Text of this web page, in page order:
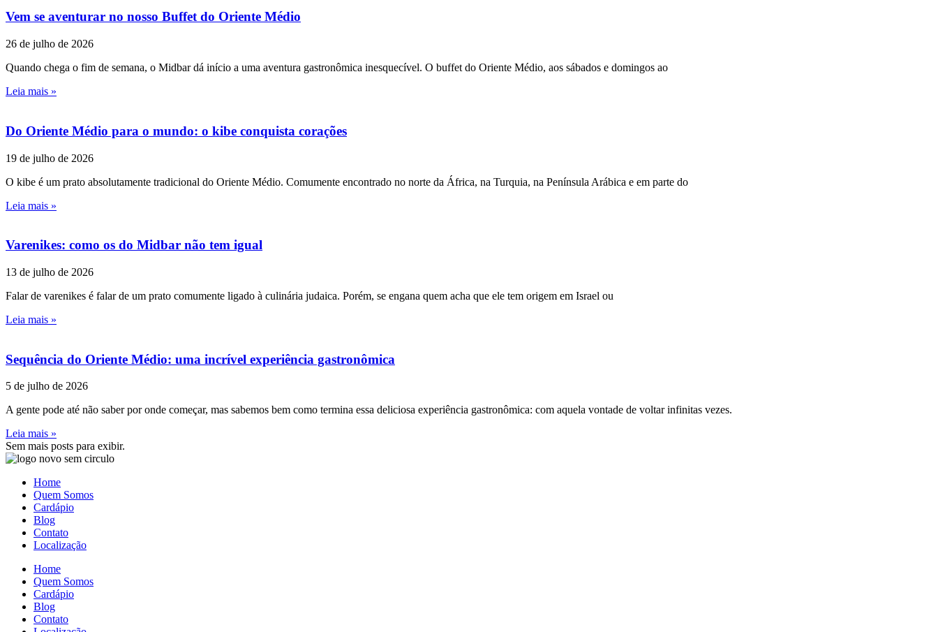
Vem se aventurar no nosso Buffet do Oriente Médio
26 de julho de 2026
Quando chega o fim de semana, o Midbar dá início a uma aventura gastronômica inesquecível. O buffet do Oriente Médio, aos sábados e domingos ao
Leia mais »
Do Oriente Médio para o mundo: o kibe conquista corações
19 de julho de 2026
O kibe é um prato absolutamente tradicional do Oriente Médio. Comumente encontrado no norte da África, na Turquia, na Península Arábica e em parte do
Leia mais »
Varenikes: como os do Midbar não tem igual
13 de julho de 2026
Falar de varenikes é falar de um prato comumente ligado à culinária judaica. Porém, se engana quem acha que ele tem origem em Israel ou
Leia mais »
Sequência do Oriente Médio: uma incrível experiência gastronômica
5 de julho de 2026
A gente pode até não saber por onde começar, mas sabemos bem como termina essa deliciosa experiência gastronômica: com aquela vontade de voltar infinitas vezes.
Leia mais »
Sem mais posts para exibir.
Home
Quem Somos
Cardápio
Blog
Contato
Localização
Home
Quem Somos
Cardápio
Blog
Contato